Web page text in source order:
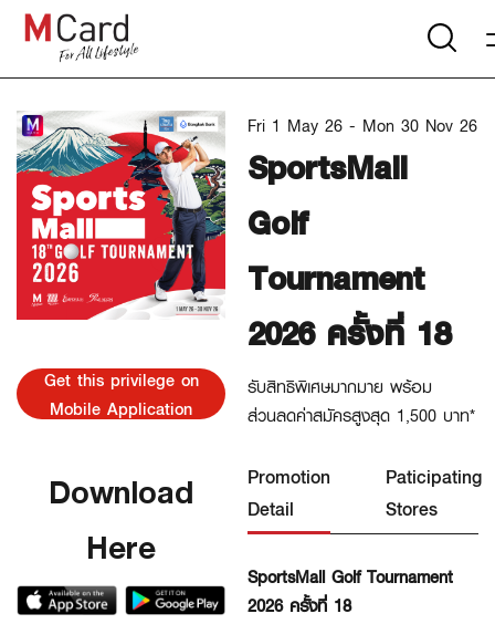
Get this privilege on
Mobile Application
Download
Here
Fri 1 May 26 - Mon 30 Nov 26
SportsMall
Golf
Tournament
2026 ครั้งที่ 18
รับสิทธิพิเศษมากมาย พร้อม
ส่วนลดค่าสมัครสูงสุด 1,500 บาท*
Promotion
Detail
Paticipating
Stores
SportsMall Golf Tournament
2026 ครั้งที่ 18